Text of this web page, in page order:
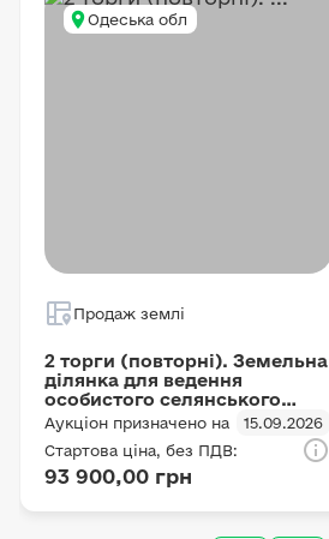
Одеська обл
Продаж землі
2 торги (повторні). Земельна
ділянка для ведення
особистого селянського
господарства, площею 1.5 га
кадастровий номер
5124584900:01:002:0737
Аукціон призначено на
15.09.2026
Стартова ціна, без ПДВ:
93 900,00 грн